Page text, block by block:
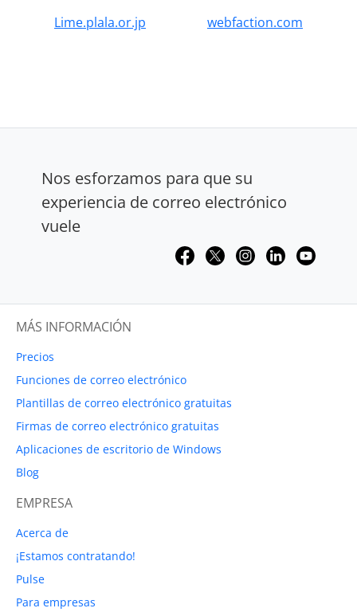
Lime.plala.or.jp
webfaction.com
Nos esforzamos para que su
experiencia de correo electrónico
vuele
MÁS INFORMACIÓN
Precios
Funciones de correo electrónico
Plantillas de correo electrónico gratuitas
Firmas de correo electrónico gratuitas
Aplicaciones de escritorio de Windows
Blog
EMPRESA
Acerca de
¡Estamos contratando!
Pulse
Para empresas